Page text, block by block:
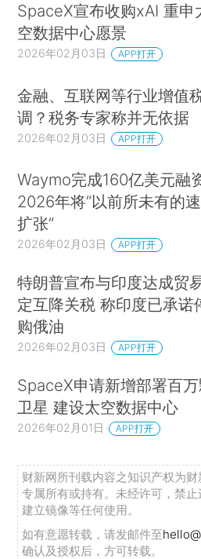
SpaceX宣布收购xAI 重申
空数据中心愿景
2026年02月03日 APP打开
金融、互联网等行业增值
调？税务专家称并无依据
2026年02月03日 APP打开
Waymo完成160亿美元融
2026年将“以前所未有的
扩张”
2026年02月03日 APP打开
特朗普宣布与印度达成贸
定互降关税 称印度已承诺
购俄油
2026年02月03日 APP打开
SpaceX申请新增部署百
卫星 建设太空数据中心
2026年02月01日 APP打开
财新网所刊载内容之知识产权为
专属所有或持有。未经许可，禁
建立镜像等任何使用。
如有意愿转载，请发邮件至
确认及授权后，方可转载。